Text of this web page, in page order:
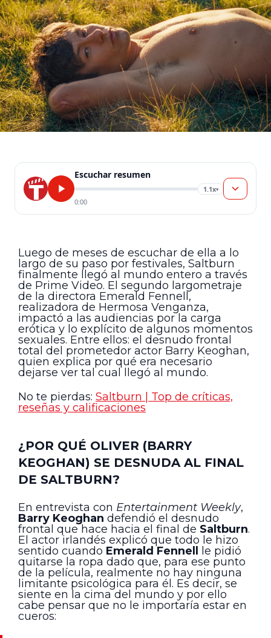
Escuchar resumen
1.1x▾
0:00
Luego de meses de escuchar de ella a lo
largo de su paso por festivales, Saltburn
finalmente llegó al mundo entero a través
de Prime Video. El segundo largometraje
de la directora Emerald Fennell,
realizadora de Hermosa Venganza,
impactó a las audiencias por la carga
erótica y lo explícito de algunos momentos
sexuales. Entre ellos: el desnudo frontal
total del prometedor actor Barry Keoghan,
quien explica por qué era necesario
dejarse ver tal cual llegó al mundo.
No te pierdas: Saltburn | Top de críticas,
reseñas y calificaciones
¿POR QUÉ OLIVER (BARRY
KEOGHAN) SE DESNUDA AL FINAL
DE SALTBURN?
En entrevista con Entertainment Weekly,
Barry Keoghan defendió el desnudo
frontal que hace hacia el final de Saltburn.
El actor irlandés explicó que todo le hizo
sentido cuando Emerald Fennell
le pidió
quitarse la ropa dado que, para ese punto
de la película, realmente no hay ninguna
limitante psicológica para él. Es decir, se
siente en la cima del mundo y por ello
cabe pensar que no le importaría estar en
cueros: